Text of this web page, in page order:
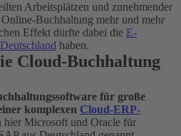
Arbeitsplätzen und zunehmender
Buchhaltung mehr und mehr
Effekt dürfte dabei die E-
haben.
Cloud-Buchhaltung
für große
komplexen Cloud-ERP-
hier Microsoft und Oracle für